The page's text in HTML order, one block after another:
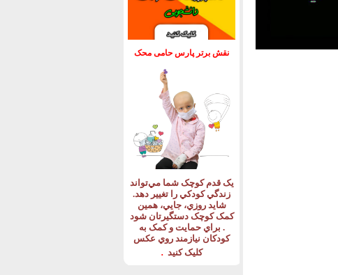
نقش برتر پارس حامی محک
يک قدم کوچک شما مي‌تواند
زندگي کودکي را تغيير دهد.
شايد روزي، جايي، همين
کمک کوچک دستگيرتان شود
. براي حمايت و کمک به
کودکان نيازمند روي عکس
کليک کنيد .